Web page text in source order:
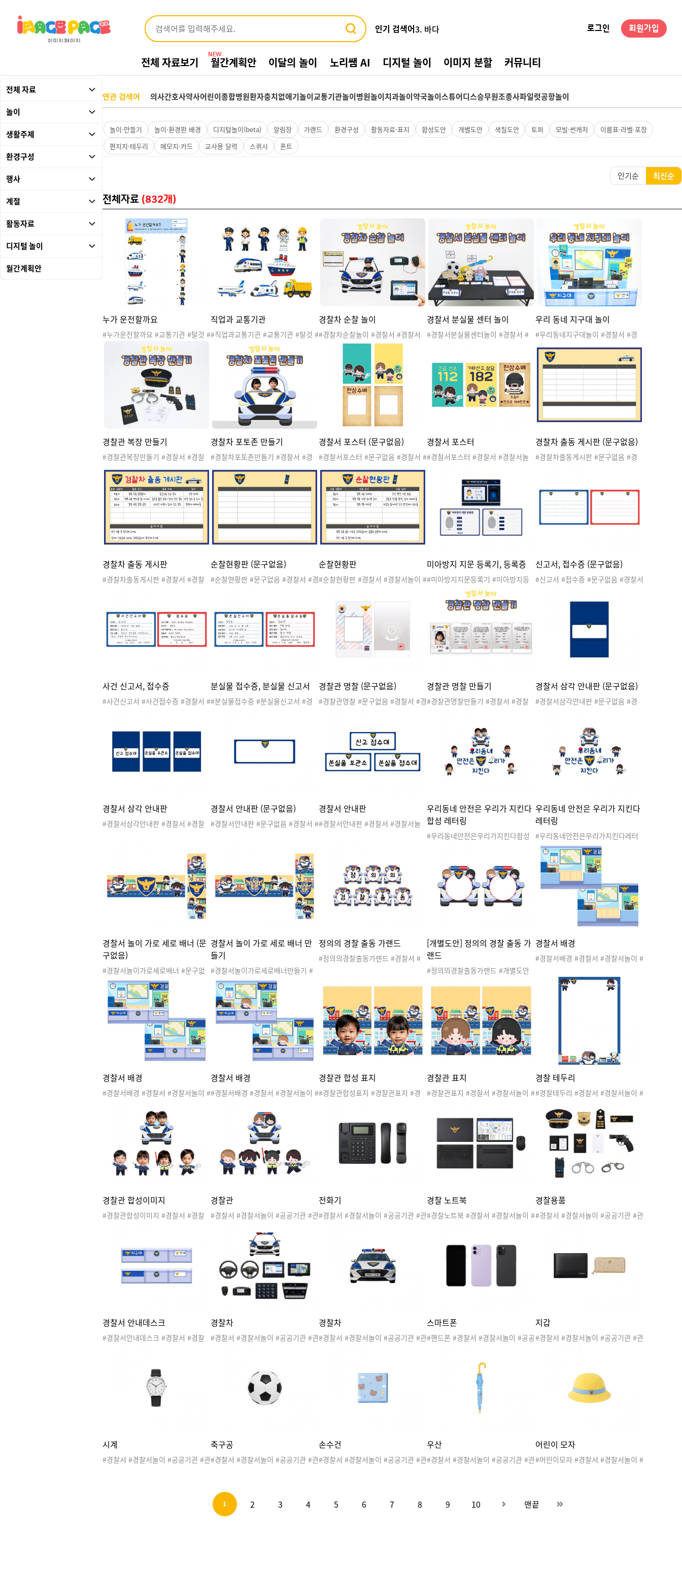
인기 검색어3. 바다
6. 수박
7. 여름환경구성
9. 물놀이
10. 수영장
1. 여름
2. 놀이
로그인 회원가입
전체 자료보기 NEW
월간계획안 이달의 놀이 노리쌤 AI 디지털 놀이 이미지 분할 커뮤니티
전체 자료
놀이
생활주제
환경구성
행사
계절
활동자료
디지털 놀이
월간계획안
연관 검색어 의사간호사약사어린이종합병원환자충치없애기놀이교통기관놀이병원놀이치과놀이약국놀이스튜어디스승무원조종사파일럿공항놀이
놀이·만들기 놀이·환경판 배경 디지털놀이(beta) 알림장 가랜드 환경구성 활동자료·표지 합성도안 개별도안 색칠도안 토퍼 모빌·썬캐처
이름표·라벨·포장
편지지·테두리
메모지·카드 교사용 달력 스퀴시 폰트
인기순 최신순
전체자료 (832개)
누가 운전할까요
#누가운전할까요 #교통기관 #탈것 #
교통기관도안 #교통기관활동 #교통
기관놀이 #교통기관활동지 #교통기
관학습지 #육상교통기관 #해상교통
기관 #항공교통기관 #직업
직업과 교통기관
#직업과교통기관 #교통기관 #탈것 #
교통기관도안 #교통기관활동 #교통
기관놀이 #육상교통기관 #항공교통
기관 #해상교통기관 #직업 #건설작
업자 #기차 #덤프트럭 #배 #비행기
#우주비행사 #우주선 #조종사 #철도
기관사 #항해사
경찰차 순찰 놀이
#경찰차순찰놀이 #경찰서 #경찰서
놀이 #공공기관 #관공서 #우리동네
출소 #경찰서도안 #우리동네놀이 #
우리동네활동 #우리동네도안 #경찰
경찰서 분실물 센터 놀이
#경찰서분실물센터놀이 #경찰서 #
구대 #파출소 #경찰서도안 #우리동
네놀이 #우리동네활동 #우리동네도
안 #분실물
우리 동네 지구대 놀이
#우리동네지구대놀이 #경찰서 #경
동네 #직업 #경찰관 #경찰차 #지구
대 #파출소 #경찰서도안 #우리동네
#지구대 #지구대놀이
경찰관 복장 만들기
#경찰관복장만들기 #경찰서 #경찰
네 #직업 #경찰관 #경찰차 #지구대
#파출소 #경찰서도안 #우리동네놀
이 #우리동네활동 #우리동네도안 #
경찰관복장 #경찰유니폼
경찰차 포토존 만들기
#경찰차포토존만들기 #경찰서 #경
동네 #직업 #지구대 #파출소 #경찰
관 #경찰차 #경찰서도안 #우리동네
#포토존 #경찰차포토존 #경찰포토
존 #환경구성 #경찰환경구성
경찰서 포스터 (문구없음)
#경찰서포스터 #문구없음 #경찰서 #
리동네 #직업 #지구대 #파출소 #경
찰관 #경찰차 #경찰서도안 #우리동
네놀이 #우리동네활동 #우리동네도
경찰서 포스터
#경찰서포스터 #경찰서 #경찰서놀
직업 #지구대 #파출소 #경찰관 #경
찰차 #경찰서도안 #우리동네놀이 #
우리동네활동 #우리동네도안
경찰차 출동 게시판 (문구없음)
#경찰차출동게시판 #문구없음 #경
소 #경찰관 #경찰차 #경찰서도안 #
우리동네놀이 #우리동네활동 #우리
동네도안
경찰차 출동 게시판
#경찰차출동게시판 #경찰서 #경찰
#경찰차 #경찰서도안 #우리동네놀
이 #우리동네활동 #우리동네도안
순찰현황판 (문구없음)
#순찰현황판 #문구없음 #경찰서 #경
관 #경찰차 #경찰서도안 #우리동네
놀이 #우리동네활동 #우리동네도안
순찰현황판
#순찰현황판 #경찰서 #경찰서놀이 #
#지구대 #파출소 #경찰관 #경찰차 #
경찰서도안 #우리동네놀이 #우리동
네활동 #우리동네도안
미아방지 지문 등록기, 등록증
#미아방지지문등록기 #미아방지등
록증 #경찰서 #경찰서놀이 #공공기
관 #관공서 #우리동네 #직업 #지구
대 #파출소 #경찰관 #경찰차 #경찰
동 #우리동네도안
신고서, 접수증 (문구없음)
#신고서 #접수증 #문구없음 #경찰서
리동네 #직업 #지구대 #파출소 #경
사건 신고서, 접수증
#사건신고서 #사건접수증 #경찰서 #
찰관 #경찰차 #경찰서도안 #우리동
분실물 접수증, 분실물 신고서
#분실물접수증 #분실물신고서 #경
우리동네놀이 #우리동네활동 #우리
경찰관 명찰 (문구없음)
#경찰관명찰 #문구없음 #경찰서 #경
관 #경찰차 #경찰서도안 #우리동네
놀이 #우리동네활동 #우리동네도안
경찰관 명찰 만들기
#경찰관명찰만들기 #경찰서 #경찰
#경찰차 #경찰서도안 #우리동네놀
이 #우리동네활동 #우리동네도안 #
경찰관명찰
경찰서 삼각 안내판 (문구없음)
#경찰서삼각안내판 #문구없음 #경
소 #경찰관 #경찰차 #경찰서도안 #
우리동네놀이 #우리동네활동 #우리
동네도안 #경찰서안내판
경찰서 삼각 안내판
#경찰서삼각안내판 #경찰서 #경찰
#경찰차 #경찰서도안 #우리동네놀
이 #우리동네활동 #우리동네도안 #
경찰서안내판
경찰서 안내판 (문구없음)
#경찰서안내판 #문구없음 #경찰서 #
찰관 #경찰차 #경찰서도안 #우리동
네놀이 #우리동네활동 #우리동네도
안
경찰서 안내판
#경찰서안내판 #경찰서 #경찰서놀
우리동네활동 #우리동네도안
우리동네 안전은 우리가 지킨다
합성 레터링
#우리동네안전은우리가지킨다합성
구대 #파출소 #경찰관 #경찰차 #경
찰서도안 #우리동네놀이 #우리동네
활동 #우리동네도안 #레터링 #경찰
레터링 #경찰관레터링 #환경구성 #
경찰환경구성
우리동네 안전은 우리가 지킨다
레터링
#우리동네안전은우리가지킨다레터
링 #경찰서 #경찰서놀이 #공공기관
#관공서 #우리동네 #직업 #지구대 #
파출소 #경찰관 #경찰차 #경찰서도
안 #우리동네놀이 #우리동네활동 #
우리동네도안 #레터링 #경찰레터링
#경찰관레터링 #환경구성 #경찰환
경찰서 놀이 가로 세로 배너 (문
구없음)
#경찰서놀이가로세로배너 #문구없
음 #경찰서놀이배너 #경찰서 #경찰
서놀이 #공공기관 #관공서 #우리동
네 #직업 #지구대 #파출소 #경찰관
#경찰차 #경찰서도안 #우리동네놀
이 #우리동네활동 #우리동네도안 #
배너 #경찰서배너 #환경구성 #경찰
서환경구성 #경찰환경구성
경찰서 놀이 가로 세로 배너 만
들기
#경찰서놀이가로세로배너만들기 #
경찰서놀이배너 #경찰서 #경찰서놀
이 #공공기관 #관공서 #우리동네 #
직업 #지구대 #파출소 #경찰관 #경
찰차 #경찰서도안 #우리동네놀이 #
우리동네활동 #우리동네도안 #배너
#경찰서배너 #환경구성 #경찰서환
경구성 #경찰환경구성
정의의 경찰 출동 가랜드
#정의의경찰출동가랜드 #경찰서 #
찰관 #경찰차 #경찰서도안 #우리동
안 #가랜드 #경찰서가랜드 #경찰가
랜드 #환경구성 #경찰서환경구성 #
경찰환경구성
[개별도안] 정의의 경찰 출동 가
랜드
#정의의경찰출동가랜드 #개별도안
경찰서도안 #우리동네놀이 #우리동
네활동 #우리동네도안 #가랜드 #경
찰서가랜드 #경찰가랜드 #환경구성
#경찰서환경구성 #경찰환경구성
경찰서 배경
#경찰서배경 #경찰서 #경찰서놀이 #
#지구대 #파출소 #경찰관 #경찰차 #
경찰서도안 #우리동네놀이 #우리동
경찰서 배경
#경찰서배경 #경찰서 #경찰서놀이 #
#지구대 #파출소 #경찰관 #경찰차 #
경찰서도안 #우리동네놀이 #우리동
네활동 #우리동네도안
경찰서 배경
#경찰서배경 #경찰서 #경찰서놀이 #
#지구대 #파출소 #경찰관 #경찰차 #
경찰서도안 #우리동네놀이 #우리동
네활동 #우리동네도안
경찰관 합성 표지
#경찰관합성표지 #경찰관표지 #경
소 #경찰관 #경찰차 #경찰서도안 #
우리동네놀이 #우리동네활동 #우리
동네도안 #우리동네표지 #경찰관표
지 #경찰관활동지표지 #경찰관학습
지표지 #합성도안
경찰관 표지
#경찰관표지 #경찰서 #경찰서놀이 #
경찰서도안 #우리동네놀이 #우리동
네활동 #우리동네도안 #우리동네표
지 #경찰관표지 #경찰관활동지표지
#경찰관학습지표지
경찰 테두리
#경찰테두리 #경찰서 #경찰서놀이 #
#지구대 #파출소 #경찰관 #경찰차 #
경찰서도안 #우리동네놀이 #우리동
네활동 #우리동네도안 #경찰편지지
#가정통신문 #템플릿 #프레임 #알림
경찰관 합성이미지
#경찰관합성이미지 #경찰서 #경찰
이 #우리동네활동 #우리동네도안 #
합성도안
경찰관
#경찰서 #경찰서놀이 #공공기관 #관
출소 #경찰관 #경찰차 #경찰서도안
#우리동네놀이 #우리동네활동 #우
전화기
#경찰서 #경찰서놀이 #공공기관 #관
리동네도안 #생활도구
경찰 노트북
#경찰노트북 #경찰서 #경찰서놀이 #
경찰서도안 #우리동네놀이 #우리동
네활동 #우리동네도안
경찰용품
#경찰서 #경찰서놀이 #공공기관 #관
리동네도안 #견장 #경찰모자 #경찰
뱃지 #경찰수첩 #경찰이름표 #권총
#무전기 #수갑
경찰서 안내데스크
#경찰서안내데스크 #경찰서 #경찰
#경찰차 #경찰서도안 #우리동네놀
이 #우리동네활동 #우리동네도안
경찰차
#경찰서 #경찰서놀이 #공공기관 #관
리동네도안 #교통기관
경찰차
#경찰서 #경찰서놀이 #공공기관 #관
리동네도안 #교통기관
스마트폰
#핸드폰 #경찰서 #경찰서놀이 #공공
찰서도안 #우리동네놀이 #우리동네
활동 #우리동네도안 #생활도구
지갑
#경찰서 #경찰서놀이 #공공기관 #관
리동네도안 #생활도구
시계
#경찰서 #경찰서놀이 #공공기관 #관
축구공
#경찰서 #경찰서놀이 #공공기관 #관
#우리동네놀이 #우리동네활동 #우
리동네도안 #축구 #생활도구
손수건
#경찰서 #경찰서놀이 #공공기관 #관
리동네도안 #생활도구
우산
#경찰서 #경찰서놀이 #공공기관 #관
리동네도안 #비 #장마 #생활도구
어린이 모자
#어린이모자 #경찰서 #경찰서놀이 #
네활동 #우리동네도안 #모자 #생활
도구
1 2 3 4 5 6 7 8 9 10 맨끝